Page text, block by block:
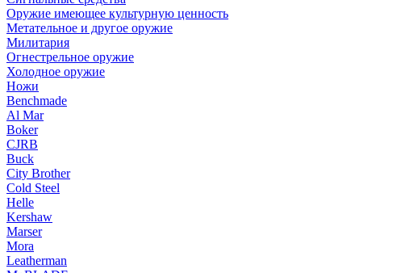
Оружие имеющее культурную ценность
Метательное и другое оружие
Милитария
Огнестрельное оружие
Холодное оружие
Ножи
Benchmade
Al Mar
Boker
CJRB
Buck
City Brother
Cold Steel
Helle
Kershaw
Marser
Mora
Leatherman